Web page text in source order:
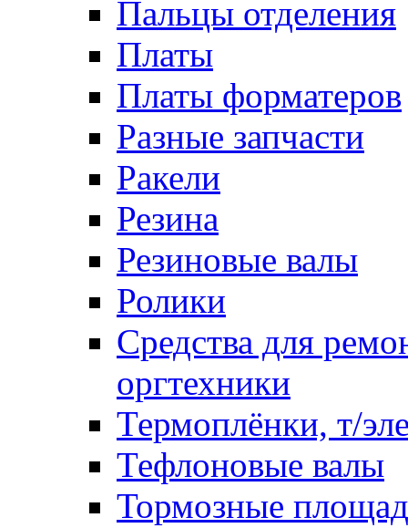
Пальцы отделения
Платы
Платы форматеров
Разные запчасти
Ракели
Резина
Резиновые валы
Ролики
Средства для
оргтехники
Термоплёнки, т/
Тефлоновые валы
Тормозные